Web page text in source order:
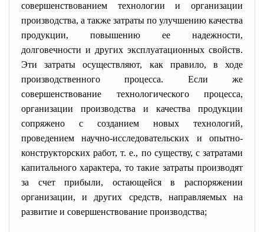
совершенствованием технологии и организации
производства, а также затраты по улучшению качества
продукции, повышению ее надежности,
долговечности и других эксплуатационных свойств.
Эти затраты осуществляют, как правило, в ходе
производственного процесса. Если же
совершенствование технологического процесса,
организации производства и качества продукции
сопряжено с созданием новых технологий,
проведением научно-исследовательских и опытно-
конструкторских работ, т. е., по существу, с затратами
капитального характера, то такие затраты производят
за счет прибыли, остающейся в распоряжении
организации, и других средств, направляемых на
развитие и совершенствование производства;